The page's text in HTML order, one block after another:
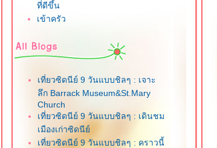
ที่ดีขึ้น
เข้าครัว
เที่ยวซิดนีย์ 9 วันแบบชิลๆ : เจาะ
ลึก Barrack Museum&St.Mary
Church
เที่ยวซิดนีย์ 9 วันแบบชิลๆ : เดินชม
เมืองเก่าซิดนีย์
เที่ยวซิดนีย์ 9 วันแบบชิลๆ : คราวนี้